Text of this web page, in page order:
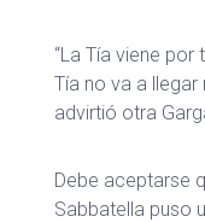
“La Tía viene
Tía no va a llegar
advirtió otra
Debe aceptarse
Sabbatella puso